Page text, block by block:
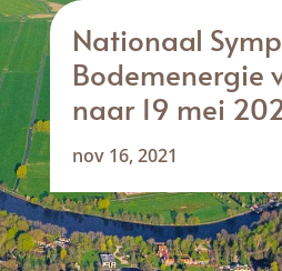
Nationaal
Bodemenergie
naar 19 mei
nov 16, 2021